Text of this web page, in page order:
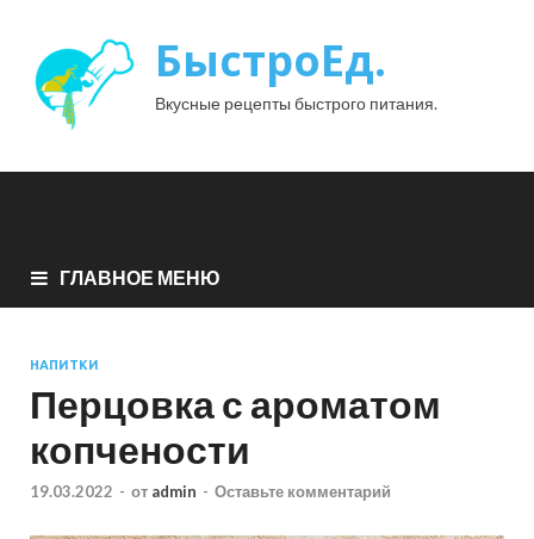
БыстроЕд.
Вкусные рецепты быстрого питания.
ГЛАВНОЕ МЕНЮ
НАПИТКИ
Перцовка с ароматом
копчености
19.03.2022 - от admin - Оставьте комментарий